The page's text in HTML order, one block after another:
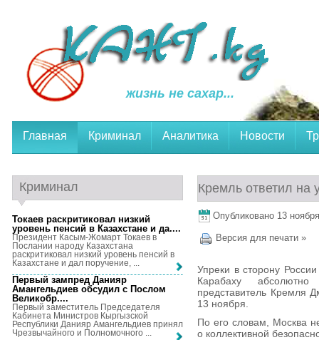
жизнь не сахар...
Главная Криминал Аналитика Новости
Кремль ответил на
Опубликовано 13
Версия для печати »
Упреки в сторону
Карабаху абсолютно
представитель Кремля
13 ноября.
По его словам, Москва
о коллективной
Криминал
Токаев раскритиковал низкий
уровень пенсий в Казахстане и да....
Президент Касым-Жомарт Токаев в
Послании народу Казахстана
раскритиковал низкий уровень пенсий в
Казахстане и дал поручение, ...
Первый зампред Данияр
Амангельдиев обсудил с Послом
Великобр....
Первый заместитель Председателя
Кабинета Министров Кыргызской
Республики Данияр Амангельдиев принял
Чрезвычайного и Полномочного ...